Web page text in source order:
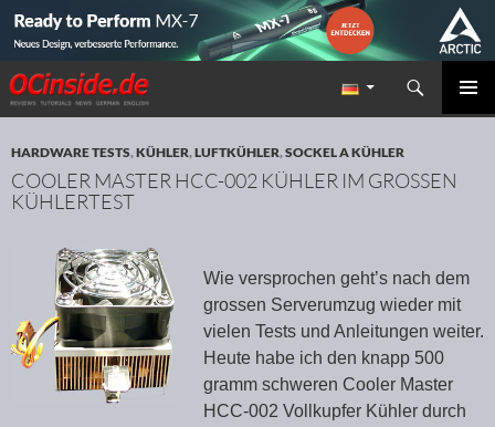
Redaktion ocinside.de PC Hardware Portal
Suchen
ZUM INHALT SPRINGEN
HARDWARE TESTS,KÜHLER,LUFTKÜHLER,SOCKEL A KÜHLER
COOLER MASTER HCC-002 KÜHLER IM GROSSEN
KÜHLERTEST
Wie versprochen geht’s nach dem
grossen Serverumzug wieder mit
vielen Tests und Anleitungen weiter.
Heute habe ich den knapp 500
gramm schweren Cooler Master
HCC-002 Vollkupfer Kühler durch